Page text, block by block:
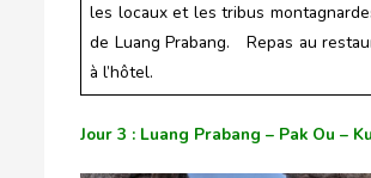
les locaux et les tribus
de Luang Prabang. Repas au
à l’hôtel.
Jour 3 : Luang Prabang – Pak Ou –